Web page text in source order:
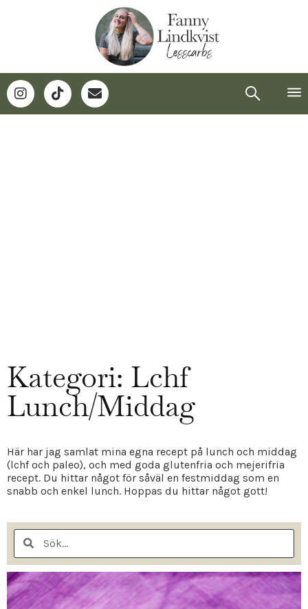
Kategori: Lchf
Lunch/Middag
Här har jag samlat mina egna recept på lunch och middag
(lchf och paleo), och med goda glutenfria och mejerifria
recept. Du hittar något för såväl en festmiddag som en
snabb och enkel lunch. Hoppas du hittar något gott!